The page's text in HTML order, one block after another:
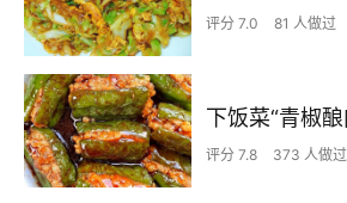
评分 7.0 81 人做过
评分 7.8 373 人做过